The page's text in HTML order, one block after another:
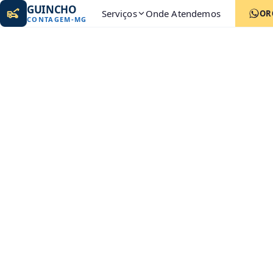
GUINCHO
CONTAGEM-MG Serviços Onde Atendemos